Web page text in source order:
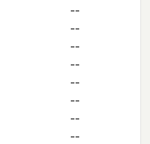
--
--
--
--
--
--
--
--